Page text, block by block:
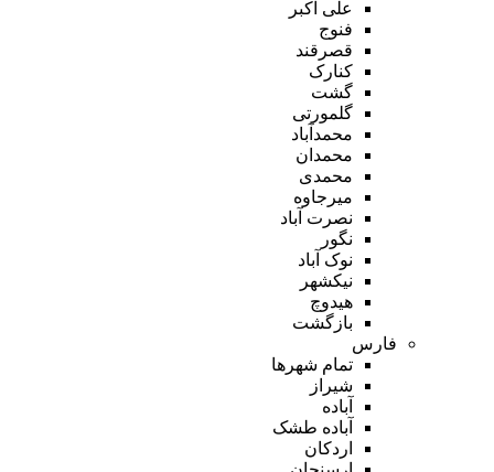
علی اکبر
فنوج
قصرقند
کنارک
گشت
گلمورتی
محمدآباد
محمدان
محمدی
میرجاوه
نصرت آباد
نگور
نوک آباد
نیکشهر
هیدوچ
بازگشت
فارس
تمام شهر‌ها
شیراز
آباده
آباده طشک
اردکان